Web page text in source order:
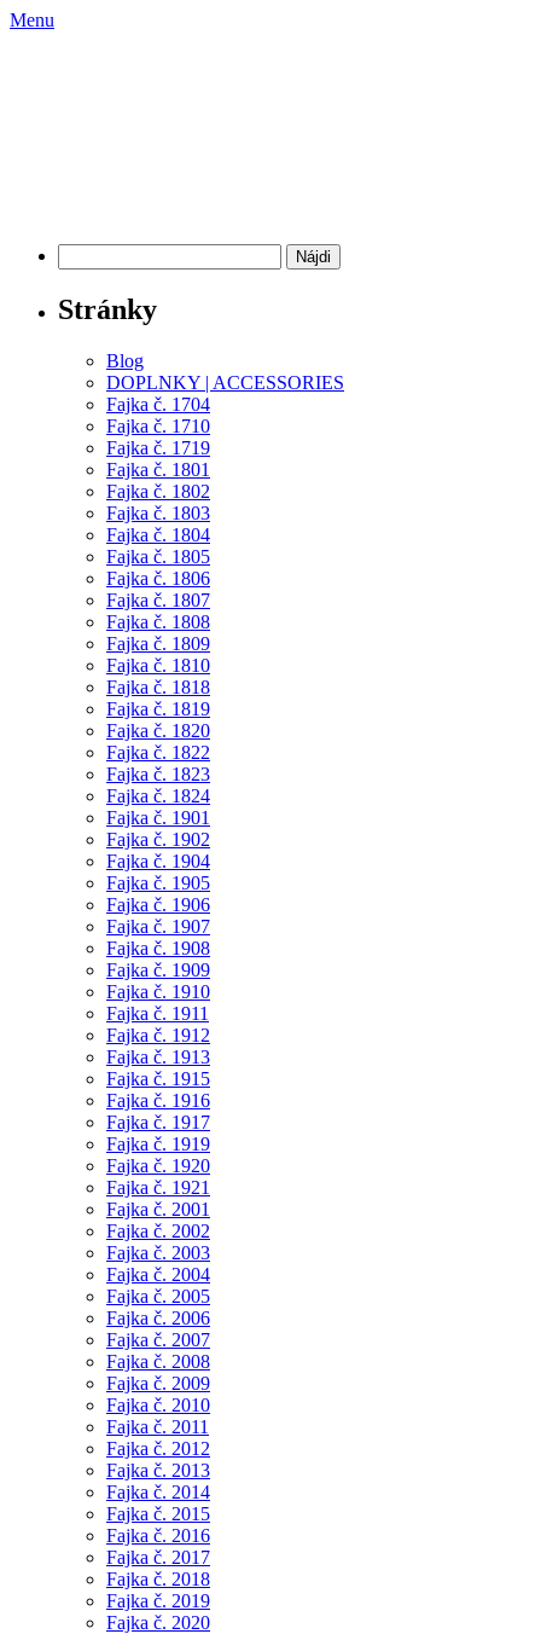
Menu
Stránky
Blog
DOPLNKY | ACCESSORIES
Fajka č. 1704
Fajka č. 1710
Fajka č. 1719
Fajka č. 1801
Fajka č. 1802
Fajka č. 1803
Fajka č. 1804
Fajka č. 1805
Fajka č. 1806
Fajka č. 1807
Fajka č. 1808
Fajka č. 1809
Fajka č. 1810
Fajka č. 1818
Fajka č. 1819
Fajka č. 1820
Fajka č. 1822
Fajka č. 1823
Fajka č. 1824
Fajka č. 1901
Fajka č. 1902
Fajka č. 1904
Fajka č. 1905
Fajka č. 1906
Fajka č. 1907
Fajka č. 1908
Fajka č. 1909
Fajka č. 1910
Fajka č. 1911
Fajka č. 1912
Fajka č. 1913
Fajka č. 1915
Fajka č. 1916
Fajka č. 1917
Fajka č. 1919
Fajka č. 1920
Fajka č. 1921
Fajka č. 2001
Fajka č. 2002
Fajka č. 2003
Fajka č. 2004
Fajka č. 2005
Fajka č. 2006
Fajka č. 2007
Fajka č. 2008
Fajka č. 2009
Fajka č. 2010
Fajka č. 2011
Fajka č. 2012
Fajka č. 2013
Fajka č. 2014
Fajka č. 2015
Fajka č. 2016
Fajka č. 2017
Fajka č. 2018
Fajka č. 2019
Fajka č. 2020